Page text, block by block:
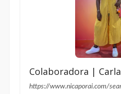
Colaboradora |
https://www.nicaporai.com/